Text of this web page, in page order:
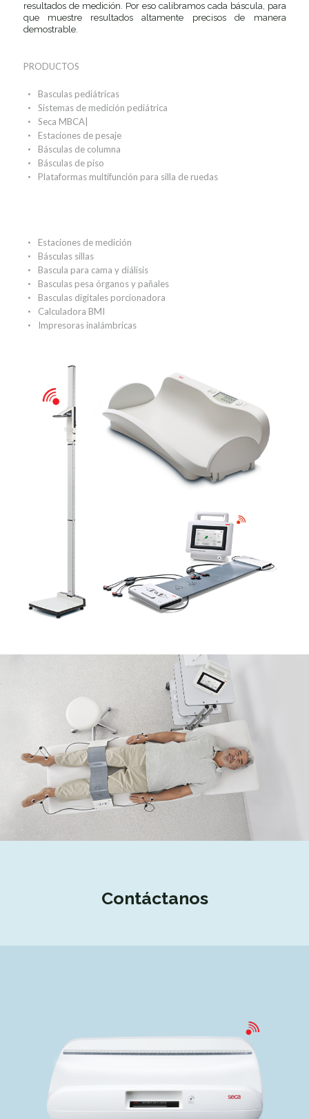
resultados de medición. Por eso calibramos cada báscula, para
que muestre resultados altamente precisos de manera
demostrable.
PRODUCTOS
Basculas pediátricas
Sistemas de medición pediátrica
Seca MBCA|
Estaciones de pesaje
Básculas de columna
Básculas de piso
Plataformas multifunción para silla de ruedas
Estaciones de medición
Básculas sillas
Bascula para cama y diálisis
Basculas pesa órganos y pañales
Basculas digitales porcionadora
Calculadora BMI
Impresoras inalámbricas
Contáctanos